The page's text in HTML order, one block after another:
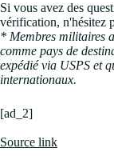
Si vous avez des
vérification, n'hésitez
* Membres militaires
comme pays de
expédié via USPS et
internationaux.
[ad_2]
Source link